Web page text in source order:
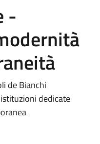
-
de Bianchi
dedicate